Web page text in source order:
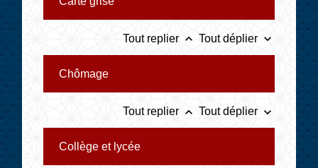
Tout replier keyboard_arrow_up Tout déplier keyboard_arrow_down
Chômage
Tout replier keyboard_arrow_up Tout déplier keyboard_arrow_down
Collège et lycée